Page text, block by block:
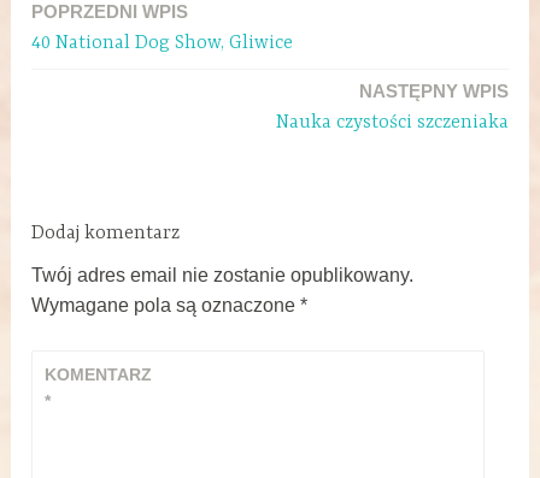
POPRZEDNI WPIS
40 National Dog Show, Gliwice
NASTĘPNY WPIS
Nauka czystości szczeniaka
Dodaj komentarz
Twój adres email nie zostanie opublikowany.
Wymagane pola są oznaczone*
KOMENTARZ
*